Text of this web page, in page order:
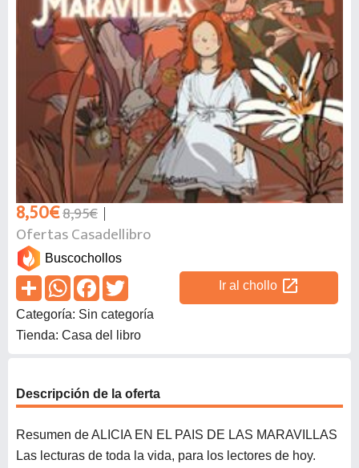
8,50€8,95€
Ofertas Casadellibro
Buscochollos
Ir al chollo open_in_new
Categoría: Sin categoría
Tienda: Casa del libro
Descripción de la oferta
Resumen de ALICIA EN EL PAIS DE LAS MARAVILLAS
Las lecturas de toda la vida, para los lectores de hoy.